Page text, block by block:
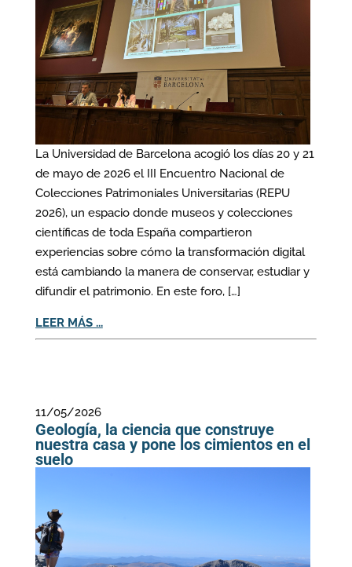
La Universidad de Barcelona acogió los días 20 y 21
de mayo de 2026 el III Encuentro Nacional de
Colecciones Patrimoniales Universitarias (REPU
2026), un espacio donde museos y colecciones
científicas de toda España compartieron
experiencias sobre cómo la transformación digital
está cambiando la manera de conservar, estudiar y
difundir el patrimonio. En este foro, […]
LEER MÁS ...
11/05/2026
Geología, la ciencia que construye
nuestra casa y pone los cimientos en el
suelo